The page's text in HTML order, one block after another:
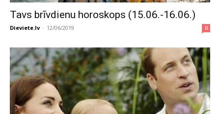
Tavs brīvdienu horoskops (15.06.-16.06.)
Dieviete.lv - 12/06/2019 0